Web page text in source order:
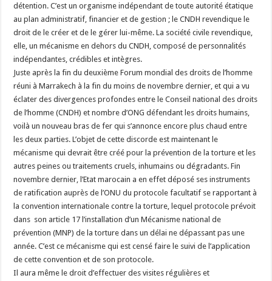
détention. C’est un organisme indépendant de toute autorité étatique
au plan administratif, financier et de gestion ; le CNDH revendique le
droit de le créer et de le gérer lui-même. La société civile revendique,
elle, un mécanisme en dehors du CNDH, composé de personnalités
indépendantes, crédibles et intègres.
Juste après la fin du deuxième Forum mondial des droits de l’homme
réuni à Marrakech à la fin du moins de novembre dernier, et qui a vu
éclater des divergences profondes entre le Conseil national des droits
de l’homme (CNDH) et nombre d’ONG défendant les droits humains,
voilà un nouveau bras de fer qui s’annonce encore plus chaud entre
les deux parties. L’objet de cette discorde est maintenant le
mécanisme qui devrait être créé pour la prévention de la torture et les
autres peines ou traitements cruels, inhumains ou dégradants. Fin
novembre dernier, l’Etat marocain a en effet déposé ses instruments
de ratification auprès de l’ONU du protocole facultatif se rapportant à
la convention internationale contre la torture, lequel protocole prévoit
dans son article 17 l’installation d’un Mécanisme national de
prévention (MNP) de la torture dans un délai ne dépassant pas une
année. C’est ce mécanisme qui est censé faire le suivi de l’application
de cette convention et de son protocole.
Il aura même le droit d’effectuer des visites régulières et